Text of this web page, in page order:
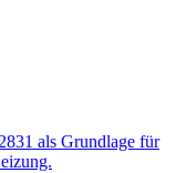
als Grundlage für